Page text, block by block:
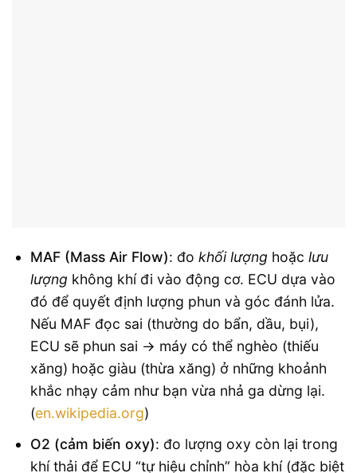
MAF (Mass Air Flow): đo khối lượng hoặc lưu
lượng không khí đi vào động cơ. ECU dựa vào
đó để quyết định lượng phun và góc đánh lửa.
Nếu MAF đọc sai (thường do bẩn, dầu, bụi),
ECU sẽ phun sai → máy có thể nghèo (thiếu
xăng) hoặc giàu (thừa xăng) ở những khoảnh
khắc nhạy cảm như bạn vừa nhả ga dừng lại.
(en.wikipedia.org)
O2 (cảm biến oxy): đo lượng oxy còn lại trong
khí thải để ECU “tự hiệu chỉnh” hòa khí (đặc biệt